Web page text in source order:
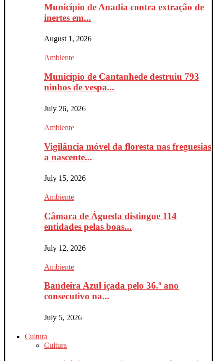
Município de Anadia contra extração de
inertes em...
August 1, 2026
Ambiente
Município de Cantanhede destruiu 793
ninhos de vespa...
July 26, 2026
Ambiente
Vigilância móvel da floresta nas freguesias
a nascente...
July 15, 2026
Ambiente
Câmara de Águeda distingue 114
entidades pelas boas...
July 12, 2026
Ambiente
Bandeira Azul içada pelo 36.º ano
consecutivo na...
July 5, 2026
Cultura
Cultura